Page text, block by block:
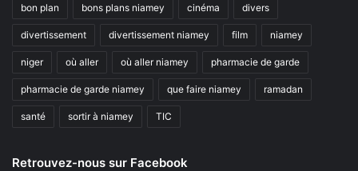
bon plan bons plans niamey cinéma divers
divertissement divertissement niamey film niamey
niger où aller où aller niamey pharmacie de garde
pharmacie de garde niamey que faire niamey ramadan
santé sortir à niamey TIC
Retrouvez-nous sur Facebook